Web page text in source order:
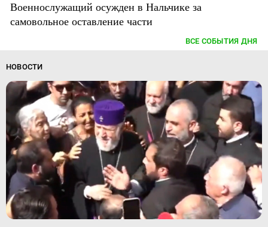
Военнослужащий осужден в Нальчике за
самовольное оставление части
ВСЕ СОБЫТИЯ ДНЯ
НОВОСТИ